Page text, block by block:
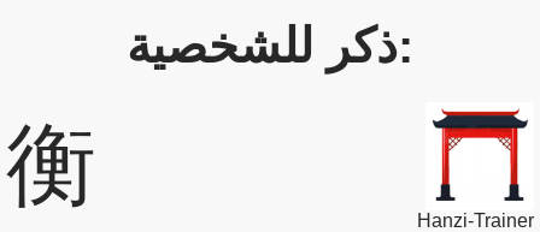
ذكر للشخصية:
衡
Hanzi-Trainer